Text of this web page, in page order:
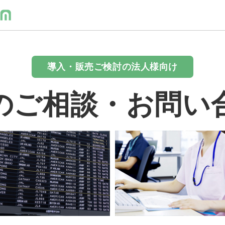
導入・販売ご検討の法人様向け
ご相談・お問い